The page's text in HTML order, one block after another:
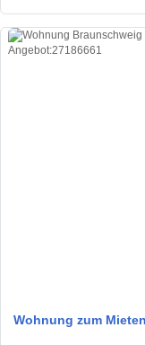
Wohnung zum